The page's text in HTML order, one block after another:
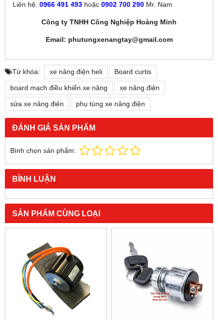
Liên hệ: 0966 491 493 hoặc 0902 700 290 Mr. Nam
Công ty TNHH Công Nghiệp Hoàng Minh
Email: phutungxenangtay@gmail.com
Từ khóa: xe nâng điện heli Board curtis
board mạch điều khiển xe nâng xe nâng điện
sửa xe nâng điện phụ tùng xe nâng điện
ĐÁNH GIÁ SẢN PHẨM
Bình chọn sản phẩm:
BÌNH LUẬN
SẢN PHẨM CÙNG LOẠI